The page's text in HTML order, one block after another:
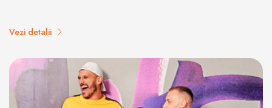
Vezi detalii